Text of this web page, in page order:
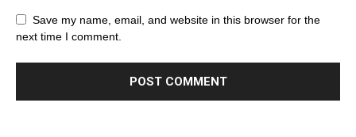
Save my name, email, and website in this browser for the
next time I comment.